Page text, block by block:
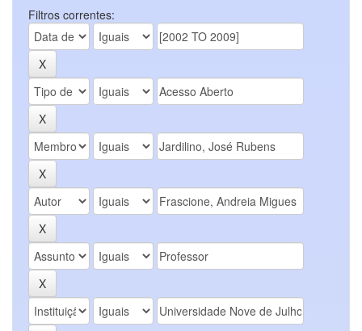
Filtros correntes: